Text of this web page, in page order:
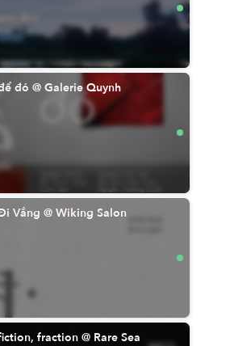
sát và cảm quan nghệ
đầy màu sắc của những
đó @ Galerie Quynh
Vắng @ Wiking Salon
fraction @ Rare Sea